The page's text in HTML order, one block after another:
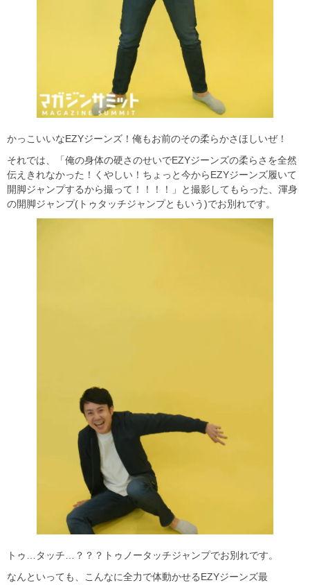
かっこいいなEZYジーンズ！俺もお前のその柔らかさほしいぜ！
それでは、「俺の身体の硬さのせいでEZYジーンズの柔らさを全然
伝えきれなかった！くやしい！ちょっと今からEZYジーンズ履いて
開脚ジャンプするから撮って！！！！」と撮影してもらった、渾身
の開脚ジャンプ(トゥタッチジャンプともいう)でお別れです。
トゥ…タッチ…？？？トゥノータッチジャンプでお別れです。
なんといっても、こんなに全力で体動かせるEZYジーンズ最